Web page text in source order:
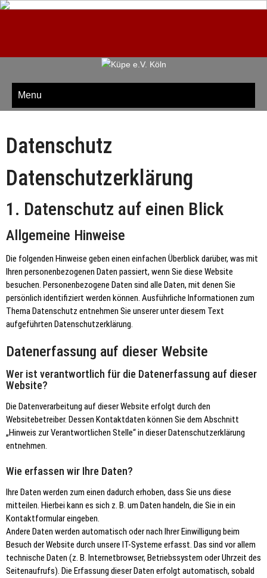
KÜPE E.V. KÖLN
Menu
Datenschutz
Datenschutz­erklärung
1. Datenschutz auf einen Blick
Allgemeine Hinweise
Die folgenden Hinweise geben einen einfachen Überblick darüber, was mit
Ihren personenbezogenen Daten passiert, wenn Sie diese Website
besuchen. Personenbezogene Daten sind alle Daten, mit denen Sie
persönlich identifiziert werden können. Ausführliche Informationen zum
Thema Datenschutz entnehmen Sie unserer unter diesem Text
aufgeführten Datenschutzerklärung.
Datenerfassung auf dieser Website
Wer ist verantwortlich für die Datenerfassung auf dieser
Website?
Die Datenverarbeitung auf dieser Website erfolgt durch den
Websitebetreiber. Dessen Kontaktdaten können Sie dem Abschnitt
„Hinweis zur Verantwortlichen Stelle“ in dieser Datenschutzerklärung
entnehmen.
Wie erfassen wir Ihre Daten?
Ihre Daten werden zum einen dadurch erhoben, dass Sie uns diese
mitteilen. Hierbei kann es sich z. B. um Daten handeln, die Sie in ein
Kontaktformular eingeben.
Andere Daten werden automatisch oder nach Ihrer Einwilligung beim
Besuch der Website durch unsere IT-Systeme erfasst. Das sind vor allem
technische Daten (z. B. Internetbrowser, Betriebssystem oder Uhrzeit des
Seitenaufrufs). Die Erfassung dieser Daten erfolgt automatisch, sobald